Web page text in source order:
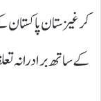
کرغیزستان پاکستان
کے ساتھ برادرانہ